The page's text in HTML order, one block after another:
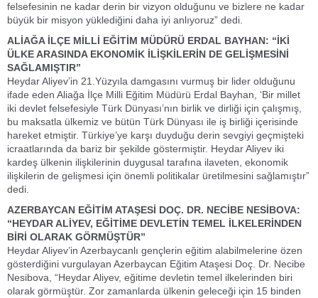
felsefesinin ne kadar derin bir vizyon olduğunu ve bizlere ne kadar
büyük bir misyon yüklediğini daha iyi anlıyoruz” dedi.
ALİAĞA İLÇE MİLLİ EĞİTİM MÜDÜRÜ ERDAL BAYHAN: “İKİ
ÜLKE ARASINDA EKONOMİK İLİŞKİLERİN DE GELİŞMESİNİ
SAĞLAMIŞTIR”
Heydar Aliyev’in 21.Yüzyıla damgasını vurmuş bir lider olduğunu
ifade eden Aliağa İlçe Milli Eğitim Müdürü Erdal Bayhan, ‘Bir millet
iki devlet felsefesiyle Türk Dünyası’nın birlik ve dirliği için çalışmış,
bu maksatla ülkemiz ve bütün Türk Dünyası ile iş birliği içerisinde
hareket etmiştir. Türkiye’ye karşı duyduğu derin sevgiyi geçmişteki
icraatlarında da bariz bir şekilde göstermiştir. Heydar Aliyev iki
kardeş ülkenin ilişkilerinin duygusal tarafına ilaveten, ekonomik
ilişkilerin de gelişmesi için önemli politikalar üretilmesini sağlamıştır”
dedi.
AZERBAYCAN EĞİTİM ATAŞESİ DOÇ. DR. NECİBE NESİBOVA:
“HEYDAR ALİYEV, EĞİTİME DEVLETİN TEMEL İLKELERİNDEN
BİRİ OLARAK GÖRMÜŞTÜR”
Heydar Aliyev’in Azerbaycanlı gençlerin eğitim alabilmelerine özen
gösterdiğini vurgulayan Azerbaycan Eğitim Ataşesi Doç. Dr. Necibe
Nesibova, “Heydar Aliyev, eğitime devletin temel ilkelerinden biri
olarak görmüştür. Zor zamanlarda ülkenin geleceği için 15 binden